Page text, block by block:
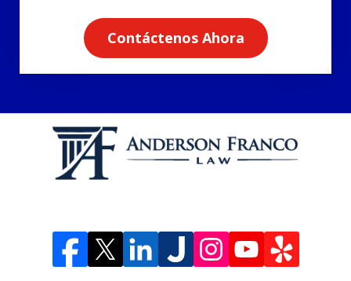
Contáctenos Ahora